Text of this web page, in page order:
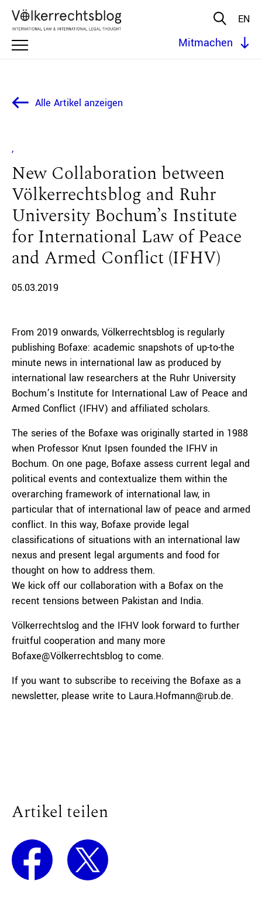
EN
Mitmachen
Alle Artikel anzeigen
New Collaboration between
Völkerrechtsblog and Ruhr
University Bochum’s Institute
for International Law of Peace
and Armed Conflict (IFHV)
05.03.2019
From 2019 onwards, Völkerrechtsblog is regularly
publishing Bofaxe: academic snapshots of up-to-the
minute news in international law as produced by
international law researchers at the Ruhr University
Bochum’s Institute for International Law of Peace and
Armed Conflict (IFHV) and affiliated scholars.
The series of the Bofaxe was originally started in 1988
when Professor Knut Ipsen founded the IFHV in
Bochum. On one page, Bofaxe assess current legal and
political events and contextualize them within the
overarching framework of international law, in
particular that of international law of peace and armed
conflict. In this way, Bofaxe provide legal
classifications of situations with an international law
nexus and present legal arguments and food for
thought on how to address them.
We kick off our collaboration with a Bofax on the
recent tensions between Pakistan and India.
Völkerrechtslog and the IFHV look forward to further
fruitful cooperation and many more
Bofaxe@Völkerrechtsblog to come.
If you want to subscribe to receiving the Bofaxe as a
newsletter, please write to Laura.Hofmann@rub.de.
Artikel teilen